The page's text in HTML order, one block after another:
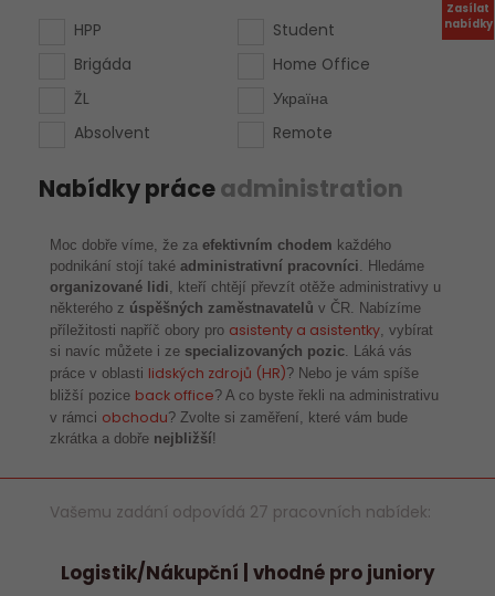
Zasílat
nabídky
HPP
Brigáda
ŽL
Absolvent
Student
Home Office
Україна
Remote
Nabídky práceadministration
Moc dobře víme, že zaefektivním chodem každého
podnikání stojí takéadministrativní pracovníci. Hledáme
organizované lidi, kteří chtějí převzít otěže administrativy u
některého z úspěšných zaměstnavatelů v ČR. Nabízíme
příležitosti napříč obory pro asistenty a asistentky, vybírat
si navíc můžete i ze specializovaných pozic. Láká vás
práce v oblasti lidských zdrojů (HR)? Nebo je vám spíše
bližší pozice back office? A co byste řekli na administrativu
v rámci obchodu? Zvolte si zaměření, které vám bude
zkrátka a dobře nejbližší!
Vašemu zadání odpovídá 27 pracovních nabídek:
Logistik/Nákupční | vhodné pro juniory